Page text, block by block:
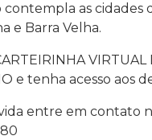
contempla as cidades
e Barra Velha.
VIRTUAL
e tenha acesso aos
entre em contato